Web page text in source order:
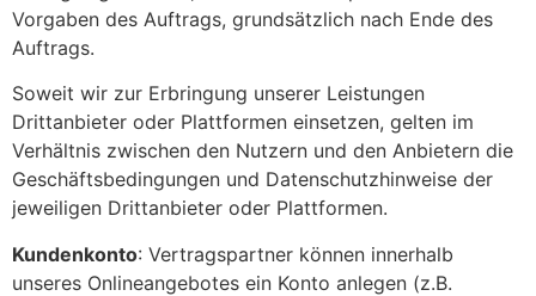
Vorgaben des Auftrags, grundsätzlich nach Ende des
Auftrags.
Soweit wir zur Erbringung unserer Leistungen
Drittanbieter oder Plattformen einsetzen, gelten im
Verhältnis zwischen den Nutzern und den Anbietern die
Geschäftsbedingungen und Datenschutzhinweise der
jeweiligen Drittanbieter oder Plattformen.
Kundenkonto: Vertragspartner können innerhalb
unseres Onlineangebotes ein Konto anlegen (z.B.